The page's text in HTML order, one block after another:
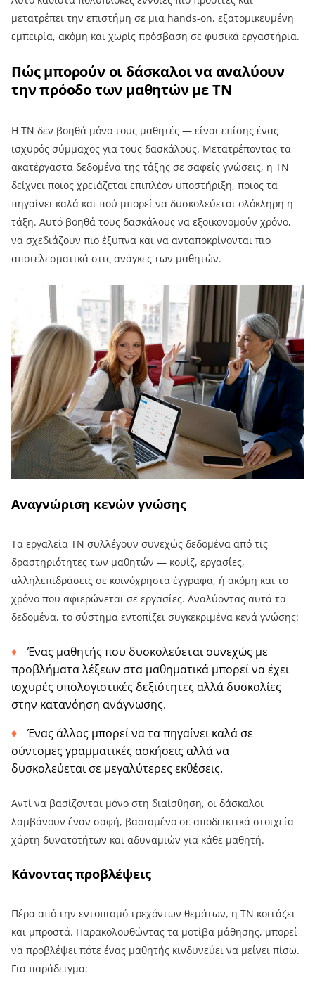
μετατρέπει την επιστήμη σε μια hands-on, εξατομικευμένη
εμπειρία, ακόμη και χωρίς πρόσβαση σε φυσικά εργαστήρια.
Πώς μπορούν οι δάσκαλοι να αναλύουν
την πρόοδο των μαθητών με ΤΝ
Η ΤΝ δεν βοηθά μόνο τους μαθητές — είναι επίσης ένας
ισχυρός σύμμαχος για τους δασκάλους. Μετατρέποντας τα
ακατέργαστα δεδομένα της τάξης σε σαφείς γνώσεις, η ΤΝ
δείχνει ποιος χρειάζεται επιπλέον υποστήριξη, ποιος τα
πηγαίνει καλά και πού μπορεί να δυσκολεύεται ολόκληρη η
τάξη. Αυτό βοηθά τους δασκάλους να εξοικονομούν χρόνο,
να σχεδιάζουν πιο έξυπνα και να ανταποκρίνονται πιο
αποτελεσματικά στις ανάγκες των μαθητών.
Αναγνώριση κενών γνώσης
Τα εργαλεία ΤΝ συλλέγουν συνεχώς δεδομένα από τις
δραστηριότητες των μαθητών — κουίζ, εργασίες,
αλληλεπιδράσεις σε κοινόχρηστα έγγραφα, ή ακόμη και το
χρόνο που αφιερώνεται σε εργασίες. Αναλύοντας αυτά τα
δεδομένα, το σύστημα εντοπίζει συγκεκριμένα κενά γνώσης:
Ένας μαθητής που δυσκολεύεται συνεχώς με
προβλήματα λέξεων στα μαθηματικά μπορεί να έχει
ισχυρές υπολογιστικές δεξιότητες αλλά δυσκολίες
στην κατανόηση ανάγνωσης.
Ένας άλλος μπορεί να τα πηγαίνει καλά σε
σύντομες γραμματικές ασκήσεις αλλά να
δυσκολεύεται σε μεγαλύτερες εκθέσεις.
Αντί να βασίζονται μόνο στη διαίσθηση, οι δάσκαλοι
λαμβάνουν έναν σαφή, βασισμένο σε αποδεικτικά στοιχεία
χάρτη δυνατοτήτων και αδυναμιών για κάθε μαθητή.
Κάνοντας προβλέψεις
Πέρα από την εντοπισμό τρεχόντων θεμάτων, η ΤΝ κοιτάζει
και μπροστά. Παρακολουθώντας τα μοτίβα μάθησης, μπορεί
να προβλέψει πότε ένας μαθητής κινδυνεύει να μείνει πίσω.
Για παράδειγμα: